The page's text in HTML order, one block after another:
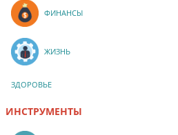
ФИНАНСЫ
ЖИЗНЬ
ЗДОРОВЬЕ
ИНСТРУМЕНТЫ